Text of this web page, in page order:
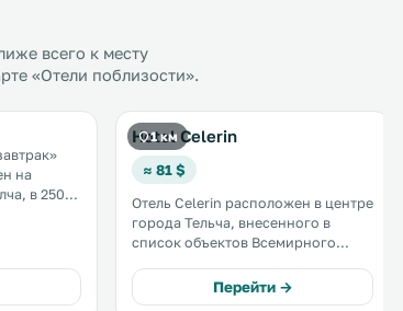
всего к месту
«Отели поблизости».
на
в 250
1 км
Hotel Celerin
≈ 81 $
Отель Celerin расположен в центре
города Тельча, внесенного в
список объектов Всемирного
главной площадью. К услугам
гостей номера с телевизорами и
Перейти →